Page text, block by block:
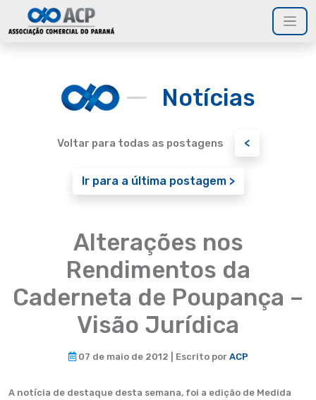
Notícias
Voltar para todas as postagens <
Ir para a última postagem >
Alterações nos
Rendimentos da
Caderneta de Poupança –
Visão Jurídica
07 de maio de 2012 | Escrito por ACP
A notícia de destaque desta semana, foi a edição de Medida